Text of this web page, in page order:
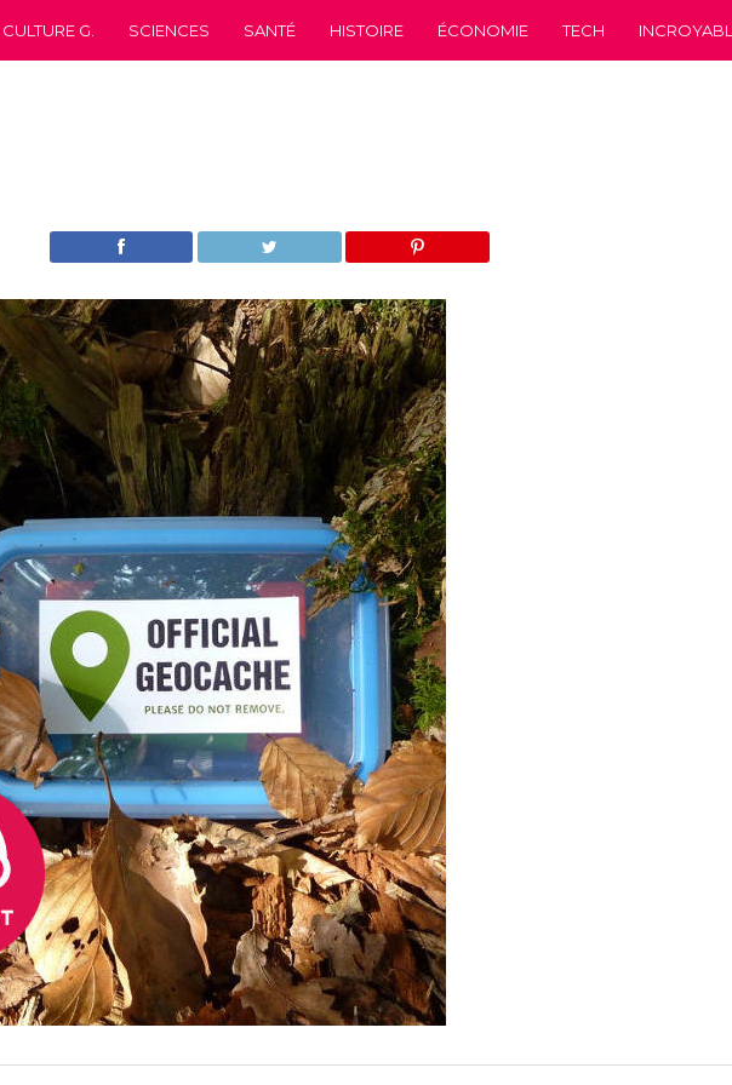
CULTURE G. SCIENCES SANTÉ HISTOIRE ÉCONOMIE TECH